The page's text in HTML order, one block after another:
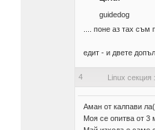
guidedog
.... поне аз тах съм
едит - и двете
4 Linux секция
Аман от калпави
Моя се опитва от 3